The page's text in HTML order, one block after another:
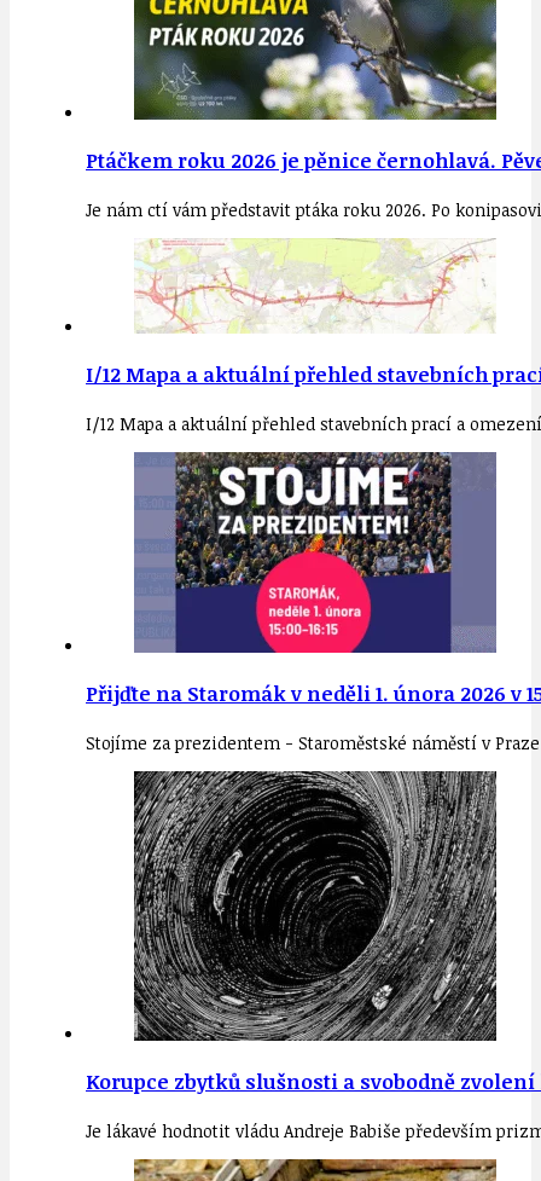
Ptáčkem roku 2026 je pěnice černohlavá.
Je nám ctí vám představit ptáka roku 2026. Po
I/12 Mapa a aktuální přehled stavebních
I/12 Mapa a aktuální přehled stavebních prací a
Přijďte na Staromák v neděli 1. února 2026 v
Stojíme za prezidentem - Staroměstské náměstí v
Korupce zbytků slušnosti a svobodně
Je lákavé hodnotit vládu Andreje Babiše především